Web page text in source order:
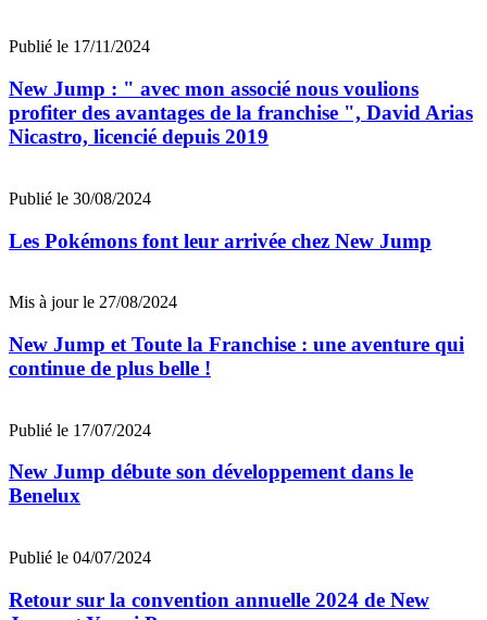
Publié le 17/11/2024
New Jump : " avec mon associé nous voulions
profiter des avantages de la franchise ", David Arias
Nicastro, licencié depuis 2019
Publié le 30/08/2024
Les Pokémons font leur arrivée chez New Jump
Mis à jour le 27/08/2024
New Jump et Toute la Franchise : une aventure qui
continue de plus belle !
Publié le 17/07/2024
New Jump débute son développement dans le
Benelux
Publié le 04/07/2024
Retour sur la convention annuelle 2024 de New